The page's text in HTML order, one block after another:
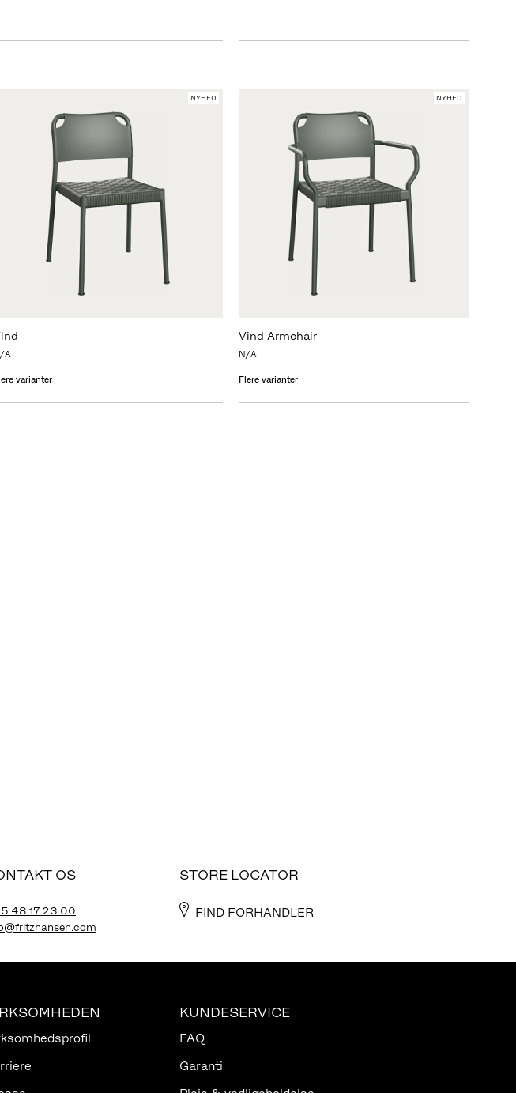
NYHED
A
varianter
NYHED
Vind Armchair
N/A
Flere varianter
OS
48 17 23 00
STORE LOCATOR
FIND FORHANDLER
KUNDESERVICE
FAQ
Garanti